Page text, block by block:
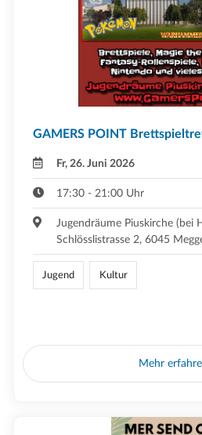
GAMERS POINT
Fr, 26. Juni 2026
17:30 - 21:00 Uhr
Jugendräume Piuskirche (bei
Schlösslistrasse 2, 6045
Jugend Kultur
Mehr